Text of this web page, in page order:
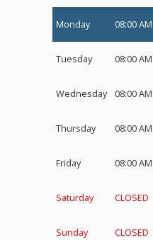
Monday 08:00
Tuesday 08:00
Wednesday 08:00
Thursday 08:00
Friday 08:00
Saturday CLOSED
Sunday CLOSED